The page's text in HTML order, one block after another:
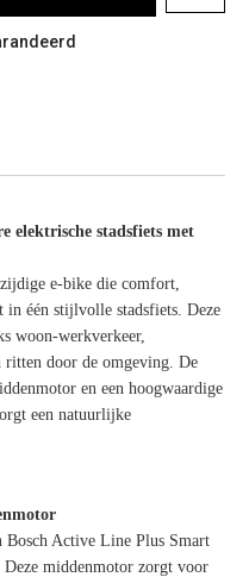
elektrische stadsfiets met
e-bike die comfort,
één stijlvolle stadsfiets. Deze
woon-werkverkeer,
ritten door de omgeving. De
en een hoogwaardige
een natuurlijke
Bosch Active Line Plus Smart
middenmotor zorgt voor